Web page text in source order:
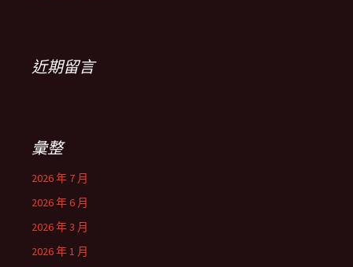
近期留言
彙整
2026 年 7 月
2026 年 6 月
2026 年 3 月
2026 年 1 月